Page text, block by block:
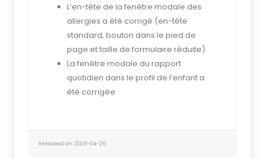
L’en-tête de la fenêtre modale des
allergies a été corrigé (en-tête
standard, bouton dans le pied de
page et taille de formulaire réduite)
La fenêtre modale du rapport
quotidien dans le profil de l’enfant a
été corrigée
Released on: 2026-04-26